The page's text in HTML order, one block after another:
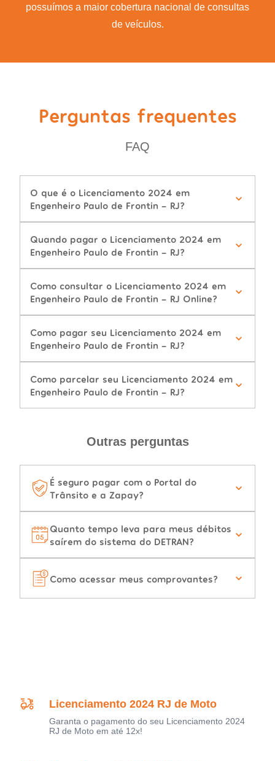
possuímos a maior cobertura nacional de consultas
de veículos.
Perguntas frequentes
FAQ
O que é o Licenciamento 2024 em
Engenheiro Paulo de Frontin - RJ?
Quando pagar o Licenciamento 2024 em
Engenheiro Paulo de Frontin - RJ?
Como consultar o Licenciamento 2024 em
Engenheiro Paulo de Frontin - RJ Online?
Como pagar seu Licenciamento 2024 em
Engenheiro Paulo de Frontin - RJ?
Como parcelar seu Licenciamento 2024 em
Engenheiro Paulo de Frontin - RJ?
Outras perguntas
É seguro pagar com o Portal do
Trânsito e a Zapay?
Quanto tempo leva para meus débitos
saírem do sistema do DETRAN?
Como acessar meus comprovantes?
Licenciamento 2024 RJ de Moto
Garanta o pagamento do seu Licenciamento 2024
RJ de Moto em até 12x!